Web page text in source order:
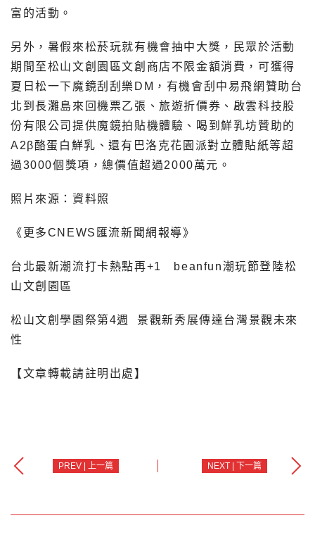
富的活動。
另外，暑假來松菸玩就有機會抽中大獎，民眾於活動
期間至松山文創園區文創商店不限金額消費，可獲得
夏日松一下魔鏡刮刮樂DM，有機會刮中易飛網贊助台
北到長灘島來回機票乙張、旅遊折價券、啟雲科技股
份有限公司提供魔鏡拍貼機體驗、喝到鮮乳坊贊助的
A2β酪蛋白鮮乳、還有巴洛克花園派對立體貼紙等超
過3000個獎項，總價值超過2000萬元。
照片來源：資料照
《更多CNEWS匯流新聞網報導》
台北最新潮流打卡熱點再+1 beanfun潮玩節登陸松
山文創園區
松山文創學園祭第4週 景觀新秀展傳達台灣景觀未來
性
【文章轉載請註明出處】
PREV | 上一篇 NEXT | 下一篇